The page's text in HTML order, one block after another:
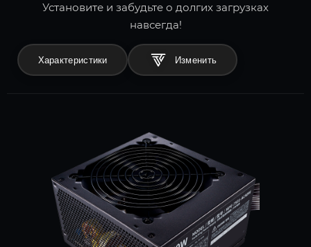
Установите и забудьте о долгих загрузках
навсегда!
Характеристики